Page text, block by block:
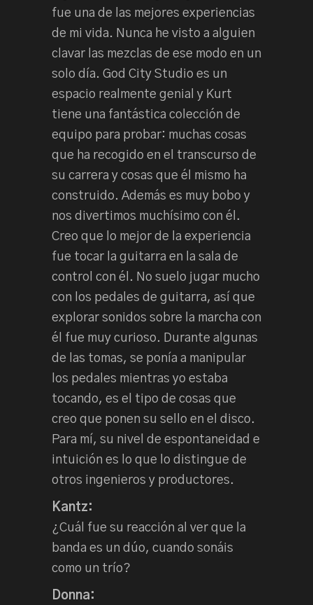
fue una de las mejores experiencias
de mi vida. Nunca he visto a alguien
clavar las mezclas de ese modo en un
solo día. God City Studio es un
espacio realmente genial y Kurt
tiene una fantástica colección de
equipo para probar: muchas cosas
que ha recogido en el transcurso de
su carrera y cosas que él mismo ha
construido. Además es muy bobo y
nos divertimos muchísimo con él.
Creo que lo mejor de la experiencia
fue tocar la guitarra en la sala de
control con él. No suelo jugar mucho
con los pedales de guitarra, así que
explorar sonidos sobre la marcha con
él fue muy curioso. Durante algunas
de las tomas, se ponía a manipular
los pedales mientras yo estaba
tocando, es el tipo de cosas que
creo que ponen su sello en el disco.
Para mí, su nivel de espontaneidad e
intuición es lo que lo distingue de
otros ingenieros y productores.
Kantz:
¿Cuál fue su reacción al ver que la
banda es un dúo, cuando sonáis
como un trío?
Donna: